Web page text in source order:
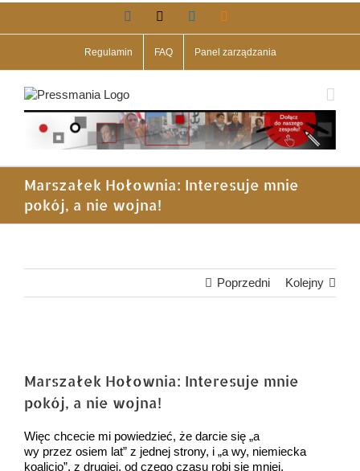
Facebook LinkedIn
Regulamin FAQ Panel zarządzania
Marszałek Hołownia: Interesuje mnie
pokój, a nie wojna!
Poprzedni Kolejny
obrazek
Marszałek Hołownia: Interesuje mnie
pokój, a nie wojna!
Więc chcecie mi powiedzieć, że darcie się „a
wy przez osiem lat” z jednej strony, i „a wy, niemiecka
koalicjo”, z drugiej, od czego czasu robi się mniej,